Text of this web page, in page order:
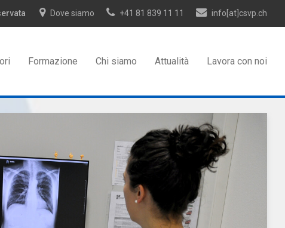
Dove siamo +41 81 839 11 11 info[at]csvp.ch
Formazione Chi siamo Attualità Lavora con noi